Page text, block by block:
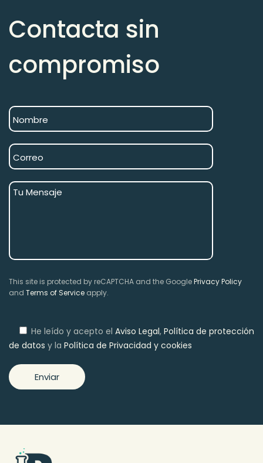
Contacta sin
compromiso
This site is protected by reCAPTCHA and the GooglePrivacy Policy
and Terms of Service apply.
He leído y acepto el Aviso Legal, Política de protección
de datos y la Política de Privacidad y cookies